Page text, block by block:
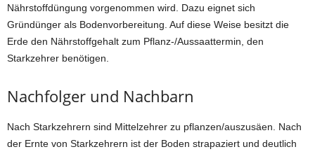
Nährstoffdüngung vorgenommen wird. Dazu eignet sich
Gründünger als Bodenvorbereitung. Auf diese Weise besitzt die
Erde den Nährstoffgehalt zum Pflanz-/Aussaattermin, den
Starkzehrer benötigen.
Nachfolger und Nachbarn
Nach Starkzehrern sind Mittelzehrer zu pflanzen/auszusäen. Nach
der Ernte von Starkzehrern ist der Boden strapaziert und deutlich